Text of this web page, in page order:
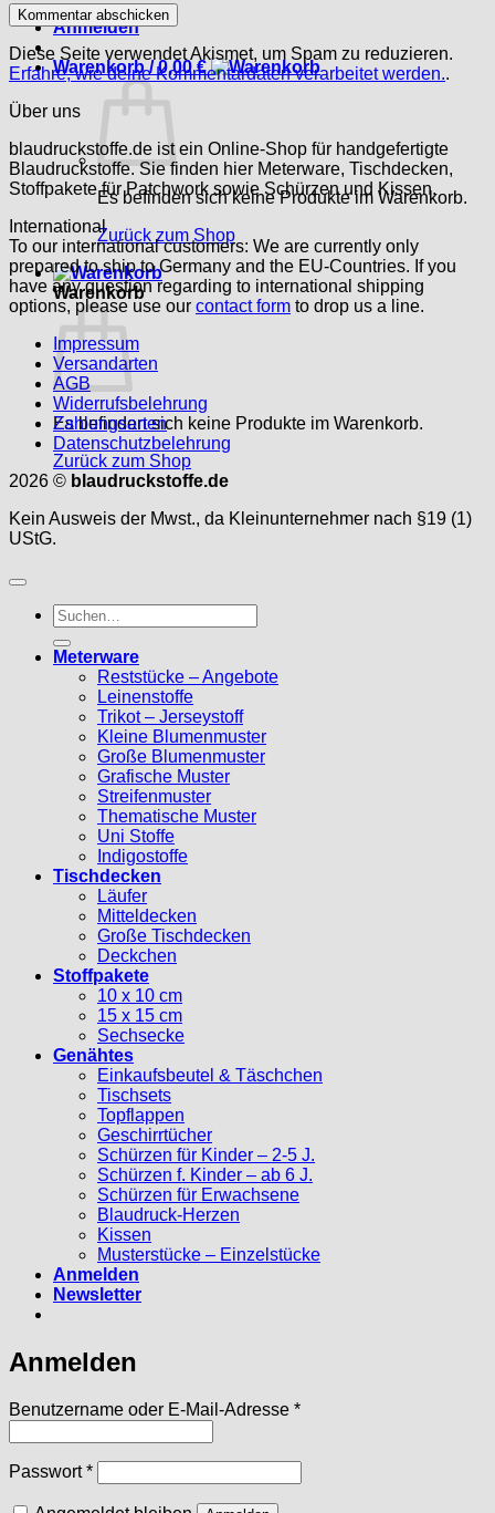
Anmelden
Warenkorb /0,00€
Es befinden sich keine Produkte im Warenkorb.
Zurück zum Shop
Warenkorb
Es befinden sich keine Produkte im Warenkorb.
Zurück zum Shop
Diese Seite verwendet Akismet, um Spam zu reduzieren.
Erfahre, wie deine Kommentardaten verarbeitet werden..
Über uns
blaudruckstoffe.de ist ein Online-Shop für handgefertigte
Blaudruckstoffe. Sie finden hier Meterware, Tischdecken,
Stoffpakete für Patchwork sowie Schürzen und Kissen.
International
To our international customers: We are currently only
prepared to ship to Germany and the EU-Countries. If you
have any question regarding to international shipping
options, please use our contact form to drop us a line.
Impressum
Versandarten
AGB
Widerrufsbelehrung
Zahlungsarten
Datenschutzbelehrung
2026 © blaudruckstoffe.de
Kein Ausweis der Mwst., da Kleinunternehmer nach §19 (1)
UStG.
Suche
nach:
Meterware
Reststücke – Angebote
Leinenstoffe
Trikot – Jerseystoff
Kleine Blumenmuster
Große Blumenmuster
Grafische Muster
Streifenmuster
Thematische Muster
Uni Stoffe
Indigostoffe
Tischdecken
Läufer
Mitteldecken
Große Tischdecken
Deckchen
Stoffpakete
10 x 10 cm
15 x 15 cm
Sechsecke
Genähtes
Einkaufsbeutel & Täschchen
Tischsets
Topflappen
Geschirrtücher
Schürzen für Kinder – 2-5 J.
Schürzen f. Kinder – ab 6 J.
Schürzen für Erwachsene
Blaudruck-Herzen
Kissen
Musterstücke – Einzelstücke
Anmelden
Newsletter
Anmelden
Benutzername oder E-Mail-Adresse *Erforderlich
Passwort*Erforderlich